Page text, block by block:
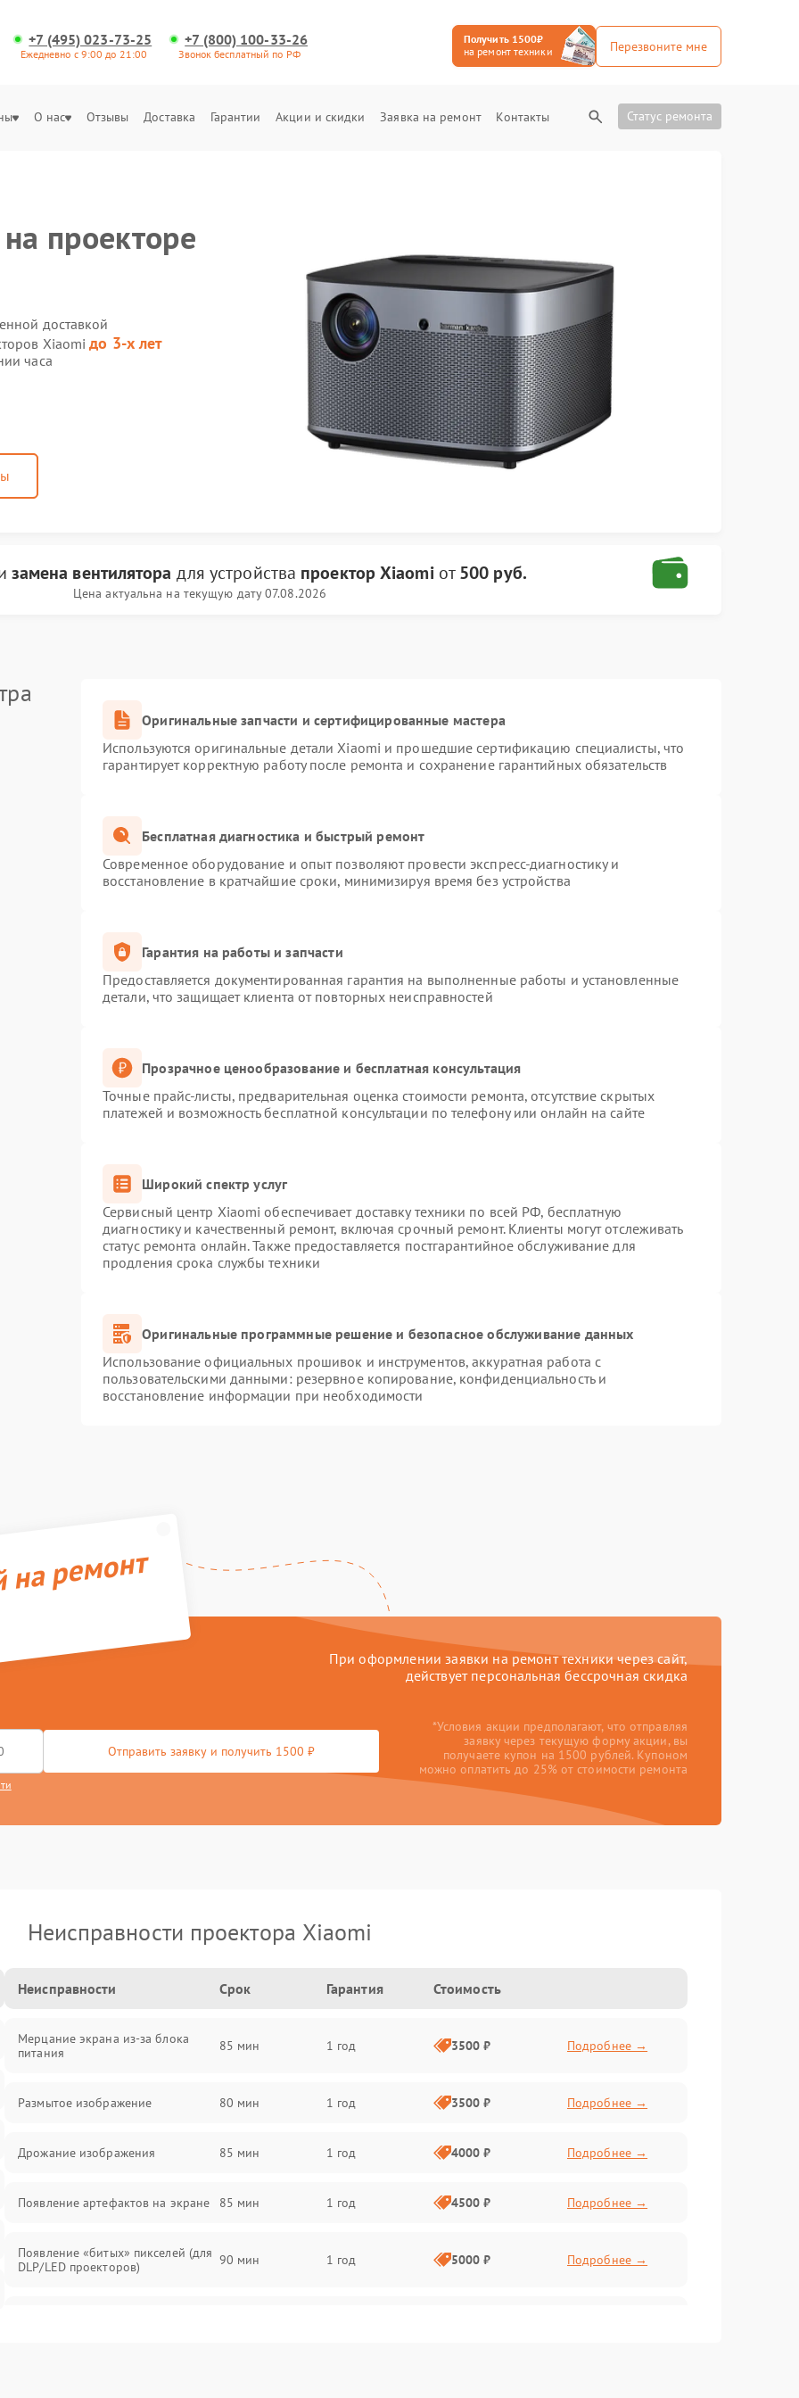
+7 (495) 023-73-25
Ежедневно с 9:00 до 21:00
+7 (800) 100-33-26
Звонок бесплатный по РФ
Получить 1500₽
на ремонт техники
Перезвоните мне
О нас Отзывы Доставка Гарантии Акции и скидки Заявка на ремонт Контакты Статус ремонта
проекторе
доставкой
Xiaomiдо 3-х лет
часа
замена вентилятора для устройства проектор Xiaomiот500 руб.
Цена актуальна на текущую дату 07.08.2026
Оригинальные запчасти и сертифицированные мастера
Используются оригинальные детали Xiaomi и прошедшие сертификацию специалисты, что
гарантирует корректную работу после ремонта и сохранение гарантийных обязательств
Бесплатная диагностика и быстрый ремонт
Современное оборудование и опыт позволяют провести экспресс-диагностику и
восстановление в кратчайшие сроки, минимизируя время без устройства
Гарантия на работы и запчасти
Предоставляется документированная гарантия на выполненные работы и установленные
детали, что защищает клиента от повторных неисправностей
Прозрачное ценообразование и бесплатная консультация
Точные прайс-листы, предварительная оценка стоимости ремонта, отсутствие скрытых
платежей и возможность бесплатной консультации по телефону или онлайн на сайте
Широкий спектр услуг
Сервисный центр Xiaomi обеспечивает доставку техники по всей РФ, бесплатную
диагностику и качественный ремонт, включая срочный ремонт. Клиенты могут отслеживать
статус ремонта онлайн. Также предоставляется постгарантийное обслуживание для
продления срока службы техники
Оригинальные программные решение и безопасное обслуживание данных
Использование официальных прошивок и инструментов, аккуратная работа с
пользовательскими данными: резервное копирование, конфиденциальность и
восстановление информации при необходимости
ремонт
При оформлении заявки на ремонт техники через сайт,
действует персональная бессрочная скидка
Отправить заявку и получить 1500 ₽
*Условия акции предполагают, что отправляя
заявку через текущую форму акции, вы
получаете купон на 1500 рублей. Купоном
можно оплатить до 25% от стоимости ремонта
Неисправности проектора Xiaomi
Неисправности Срок Гарантия Стоимость
Мерцание экрана из-за блока
питания
85 мин 1 год 3500 ₽ Подробнее →
Размытое изображение 80 мин 1 год 3500 ₽ Подробнее →
Дрожание изображения 85 мин 1 год 4000 ₽ Подробнее →
Появление артефактов на экране 85 мин 1 год 4500 ₽ Подробнее →
Появление «битых» пикселей (для
DLP/LED проекторов)
90 мин 1 год 5000 ₽ Подробнее →